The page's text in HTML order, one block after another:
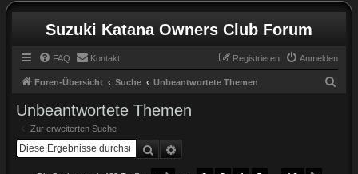
Suzuki Katana Owners Club Forum
FAQ Kontakt Anmelden
Registrieren
Foren-Übersicht Suche Unbeantwortete Themen
Unbeantwortete Themen
Zur erweiterten Suche
Suche